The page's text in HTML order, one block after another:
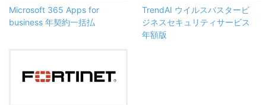
Microsoft 365 Apps for
business 年契約一括払
TrendAI ウイルスバスタービ
ジネスセキュリティサービス
年額版